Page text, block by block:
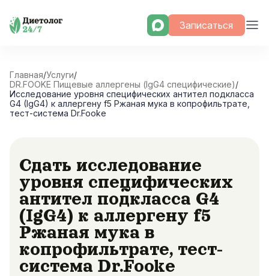
Skip
Записаться
Главная/Услуги/
DR.FOOKE Пищевые аллергены (IgG4 специфические)/
Исследование уровня специфических антител подкласса
G4 (IgG4) к аллергену f5 Ржаная мука в копрофильтрате,
тест-система Dr.Fooke
Сдать исследование
уровня специфических
антител подкласса G4
(IgG4) к аллергену f5
Ржаная мука в
копрофильтрате, тест-
система Dr.Fooke